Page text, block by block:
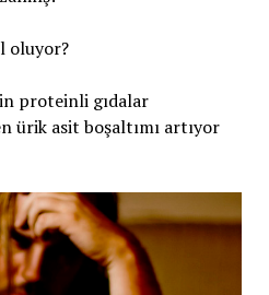
oluyor?
proteinli gıdalar
ürik asit boşaltımı artıyor